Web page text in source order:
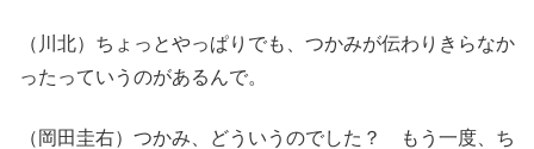
（川北）ちょっとやっぱりでも、つかみが伝わりきらなか
ったっていうのがあるんで。
（岡田圭右）つかみ、どういうのでした？ もう一度、ち